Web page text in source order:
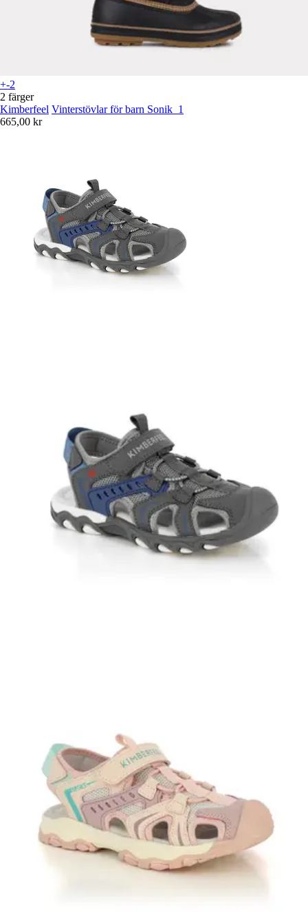
+-2
2 färger
Kimberfeel Vinterstövlar för barn Sonik_1
665,00 kr